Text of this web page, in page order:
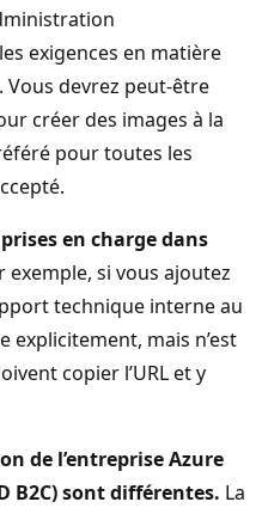
exigences en matière
Vous devrez peut-être
créer des images à la
pour toutes les
en charge dans
exemple, si vous ajoutez
technique interne au
explicitement, mais n’est
copier l’URL et y
de l’entreprise Azure
B2C) sont différentes. La